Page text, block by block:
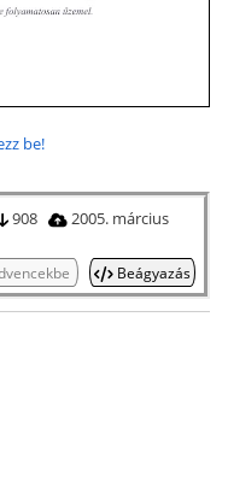
be!
908
2005. március
Beágyazás